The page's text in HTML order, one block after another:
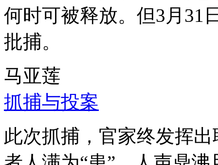
何时可被释放。但3月31
批捕。
马亚莲
抓捕与投案
此次抓捕，官家终发挥